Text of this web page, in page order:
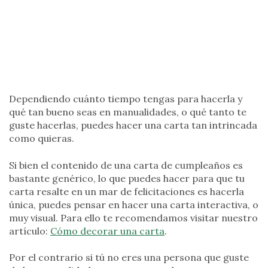
Dependiendo cuánto tiempo tengas para hacerla y
qué tan bueno seas en manualidades, o qué tanto te
guste hacerlas, puedes hacer una carta tan intrincada
como quieras.
Si bien el contenido de una carta de cumpleaños es
bastante genérico, lo que puedes hacer para que tu
carta resalte en un mar de felicitaciones es hacerla
única, puedes pensar en hacer una carta interactiva, o
muy visual. Para ello te recomendamos visitar nuestro
artículo: Cómo decorar una carta.
Por el contrario si tú no eres una persona que guste